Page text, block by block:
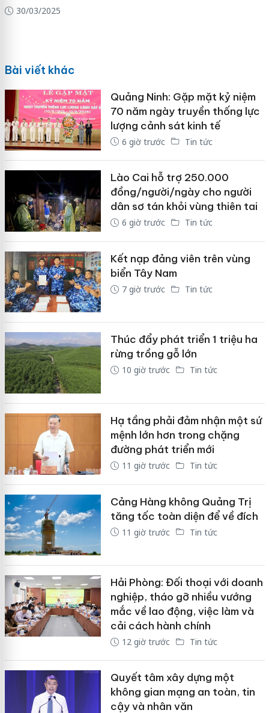
30/03/2025
Bài viết khác
Quảng Ninh: Gặp mặt kỷ niệm
70 năm ngày truyền thống lực
lượng cảnh sát kinh tế
6 giờ trước Tin tức
Lào Cai hỗ trợ 250.000
đồng/người/ngày cho người
dân sơ tán khỏi vùng thiên tai
6 giờ trước Tin tức
Kết nạp đảng viên trên vùng
biển Tây Nam
7 giờ trước Tin tức
Thúc đẩy phát triển 1 triệu ha
rừng trồng gỗ lớn
10 giờ trước Tin tức
Hạ tầng phải đảm nhận một sứ
mệnh lớn hơn trong chặng
đường phát triển mới
11 giờ trước Tin tức
Cảng Hàng không Quảng Trị
tăng tốc toàn diện để về đích
11 giờ trước Tin tức
Hải Phòng: Đối thoại với doanh
nghiệp, tháo gỡ nhiều vướng
mắc về lao động, việc làm và
cải cách hành chính
12 giờ trước Tin tức
Quyết tâm xây dựng một
không gian mạng an toàn, tin
cậy và nhân văn